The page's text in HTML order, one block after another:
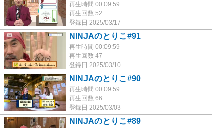
再生時間 00:09:59
再生回数 52
登録日 2025/03/17
NINJAのとりこ#91
再生時間 00:09:59
再生回数 47
登録日 2025/03/10
NINJAのとりこ#90
再生時間 00:09:59
再生回数 66
登録日 2025/03/03
NINJAのとりこ#89